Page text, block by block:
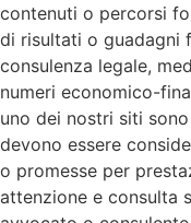
contenuti o percorsi
di risultati o guadagni
consulenza legale,
numeri economico-
uno dei nostri siti
devono essere
o promesse per
attenzione e consulta